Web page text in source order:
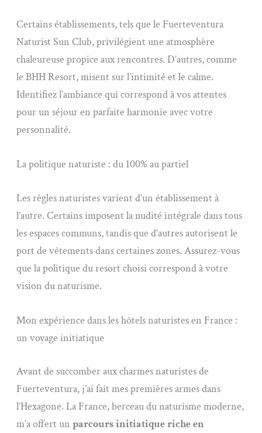
Certains établissements, tels que le Fuerteventura
Naturist Sun Club, privilégient une atmosphère
chaleureuse propice aux rencontres. D’autres, comme
le BHH Resort, misent sur l’intimité et le calme.
Identifiez l’ambiance qui correspond à vos attentes
pour un séjour en parfaite harmonie avec votre
personnalité.
La politique naturiste : du 100% au partiel
Les règles naturistes varient d’un établissement à
l’autre. Certains imposent la nudité intégrale dans tous
les espaces communs, tandis que d’autres autorisent le
port de vêtements dans certaines zones. Assurez-vous
que la politique du resort choisi correspond à votre
vision du naturisme.
Mon expérience dans les hôtels naturistes en France :
un voyage initiatique
Avant de succomber aux charmes naturistes de
Fuerteventura, j’ai fait mes premières armes dans
l’Hexagone. La France, berceau du naturisme moderne,
m’a offert unparcours initiatique riche en